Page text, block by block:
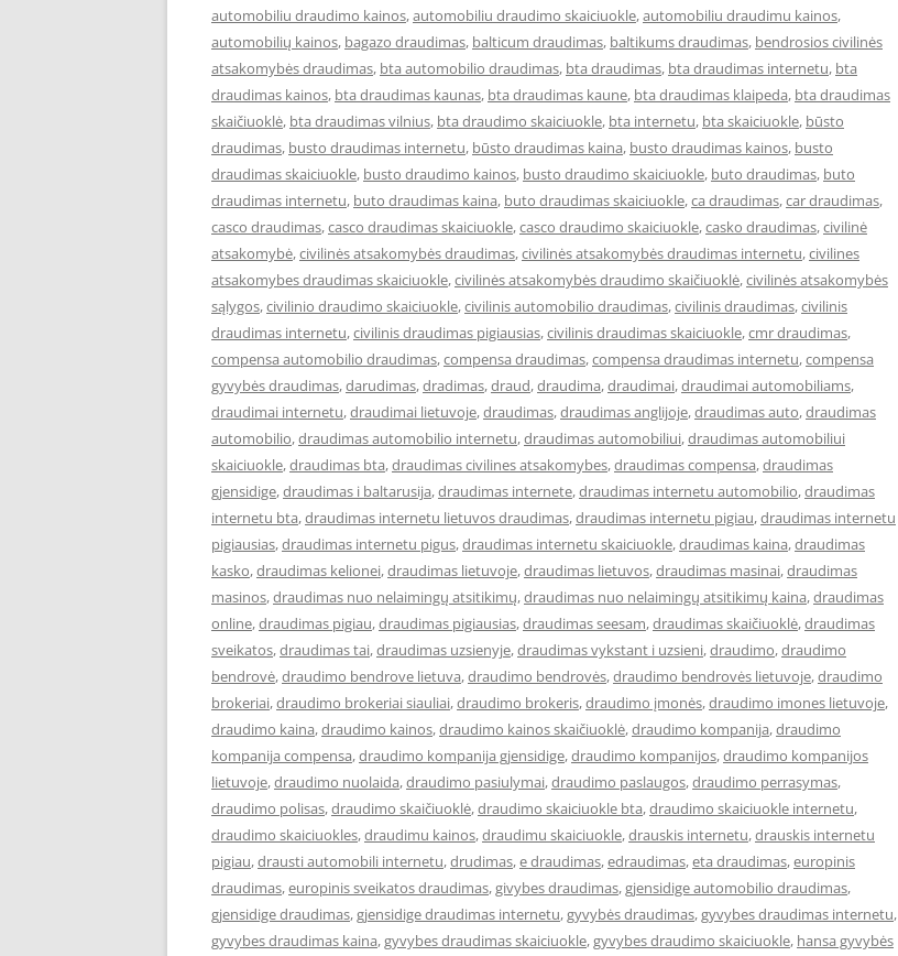
automobiliu draudimo kainos,automobiliu draudimo skaiciuokle,automobiliu draudimu kainos,
automobilių kainos, bagazo draudimas, balticum draudimas, baltikums draudimas, bendrosios civilinės
atsakomybės draudimas, bta automobilio draudimas, bta draudimas, bta draudimas internetu, bta
draudimas kainos, bta draudimas kaunas, bta draudimas kaune, bta draudimas klaipeda, bta draudimas
skaičiuoklė, bta draudimas vilnius, bta draudimo skaiciuokle, bta internetu, bta skaiciuokle, būsto
draudimas, busto draudimas internetu, būsto draudimas kaina, busto draudimas kainos, busto
draudimas skaiciuokle, busto draudimo kainos, busto draudimo skaiciuokle, buto draudimas, buto
draudimas internetu, buto draudimas kaina, buto draudimas skaiciuokle,ca draudimas,car draudimas,
casco draudimas,casco draudimas skaiciuokle,casco draudimo skaiciuokle,casko draudimas,civilinė
atsakomybė,civilinės atsakomybės draudimas,civilinės atsakomybės draudimas internetu,civilines
atsakomybes draudimas skaiciuokle,civilinės atsakomybės draudimo skaičiuoklė,civilinės atsakomybės
sąlygos,civilinio draudimo skaiciuokle,civilinis automobilio draudimas,civilinis draudimas,civilinis
draudimas internetu,civilinis draudimas pigiausias,civilinis draudimas skaiciuokle,cmr draudimas,
compensa automobilio draudimas,compensa draudimas,compensa draudimas internetu,compensa
gyvybės draudimas,darudimas,dradimas,draud,draudima,draudimai,draudimai automobiliams,
draudimai internetu,draudimai lietuvoje,draudimas,draudimas anglijoje,draudimas auto,draudimas
automobilio,draudimas automobilio internetu,draudimas automobiliui,draudimas automobiliui
skaiciuokle,draudimas bta,draudimas civilines atsakomybes,draudimas compensa,draudimas
gjensidige,draudimas i baltarusija,draudimas internete,draudimas internetu automobilio,draudimas
internetu bta,draudimas internetu lietuvos draudimas,draudimas internetu pigiau,draudimas internetu
pigiausias,draudimas internetu pigus,draudimas internetu skaiciuokle,draudimas kaina,draudimas
kasko,draudimas kelionei,draudimas lietuvoje,draudimas lietuvos,draudimas masinai,draudimas
masinos,draudimas nuo nelaimingų atsitikimų,draudimas nuo nelaimingų atsitikimų kaina,draudimas
online,draudimas pigiau,draudimas pigiausias,draudimas seesam,draudimas skaičiuoklė,draudimas
sveikatos,draudimas tai,draudimas uzsienyje,draudimas vykstant i uzsieni,draudimo,draudimo
bendrovė,draudimo bendrove lietuva,draudimo bendrovės,draudimo bendrovės lietuvoje,draudimo
brokeriai,draudimo brokeriai siauliai,draudimo brokeris,draudimo įmonės,draudimo imones lietuvoje,
draudimo kaina,draudimo kainos,draudimo kainos skaičiuoklė,draudimo kompanija,draudimo
kompanija compensa,draudimo kompanija gjensidige,draudimo kompanijos,draudimo kompanijos
lietuvoje,draudimo nuolaida,draudimo pasiulymai,draudimo paslaugos,draudimo perrasymas,
draudimo polisas,draudimo skaičiuoklė,draudimo skaiciuokle bta,draudimo skaiciuokle internetu,
draudimo skaiciuokles,draudimu kainos,draudimu skaiciuokle,drauskis internetu,drauskis internetu
pigiau,drausti automobili internetu,drudimas,e draudimas,edraudimas,eta draudimas,europinis
draudimas,europinis sveikatos draudimas,givybes draudimas,gjensidige automobilio draudimas,
gjensidige draudimas,gjensidige draudimas internetu,gyvybės draudimas,gyvybes draudimas internetu,
gyvybes draudimas kaina,gyvybes draudimas skaiciuokle,gyvybes draudimo skaiciuokle, hansa gyvybės